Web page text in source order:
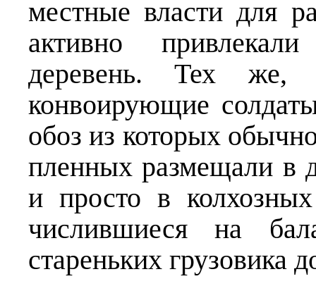
местные власти для
активно
деревень. Тех
конвоирующие
обоз из которых
пленных размещали в
и просто в
числившиеся на
стареньких грузовика